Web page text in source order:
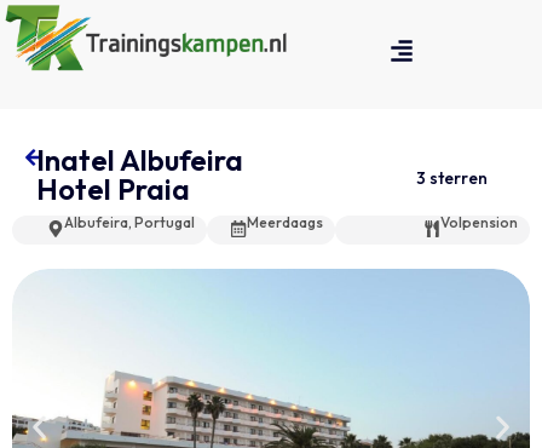
Inatel Albufeira
Hotel Praia
3 sterren
Albufeira, Portugal Meerdaags Volpension